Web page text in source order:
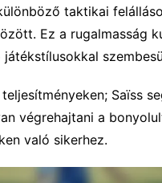
taktikai
Ez a rugalmasság
Saïss
végrehajtani a
való sikerhez.